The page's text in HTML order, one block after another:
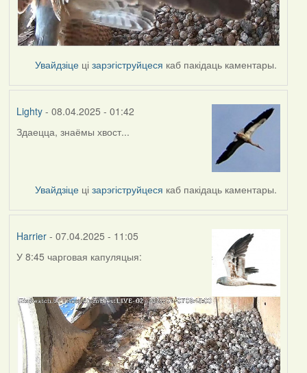
Увайдзіце цізарэгіструйцеся каб пакідаць каментары.
Lighty- 08.04.2025 - 01:42
Здаецца, знаёмы хвост...
Увайдзіце цізарэгіструйцеся каб пакідаць каментары.
Harrier- 07.04.2025 - 11:05
У 8:45 чарговая капуляцыя: